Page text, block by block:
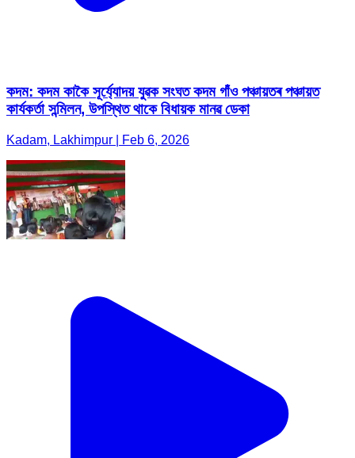
কদম: কদম কাকৈ সূৰ্য্যোদয় যুৱক সংঘত কদম গাঁ‌ও পঞ্চায়তৰ পঞ্চায়ত
কাৰ্যকৰ্তা সন্মিলন, উপস্থিত থাকে বিধায়ক মানৱ ডেকা
Kadam, Lakhimpur | Feb 6, 2026